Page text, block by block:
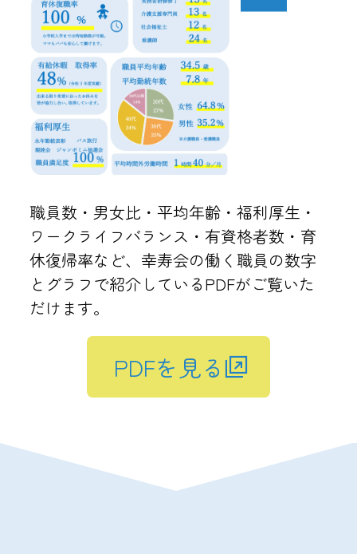
職員数・男女比・平均年齢・福利厚生・
ワークライフバランス・有資格者数・育
休復帰率など、幸寿会の働く職員の数字
とグラフで紹介しているPDFがご覧いた
だけます。
PDFを見る